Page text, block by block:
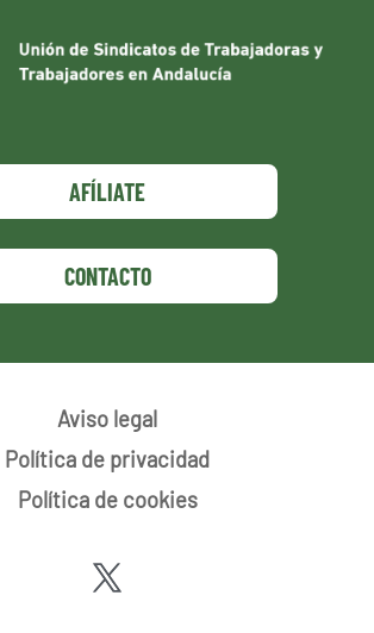
AFÍLIATE
CONTACTO
Aviso legal
Política de privacidad
Política de cookies